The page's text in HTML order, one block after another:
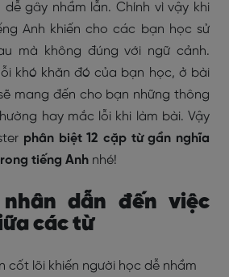
gây nhầm lẫn. Chính vì vậy khi
Anh khiến cho các bạn học sử
mà không đúng với ngữ cảnh.
khó khăn đó của bạn học, ở bài
mang đến cho bạn những thông
hay mắc lỗi khi làm bài. Vậy
phân biệt 12 cặp từ gần nghĩa
tiếng Anh nhé!
nhân dẫn đến việc
các từ
cốt lõi khiến người học dễ nhầm